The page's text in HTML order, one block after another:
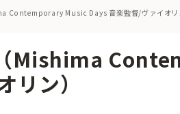
とその先と
場のプロが推す！間違いないオーケストラ
ライブ配信スケジュール 有料ライ
Contemporary Music Days 音楽監督/ヴァイオリ
Mishima
ン）